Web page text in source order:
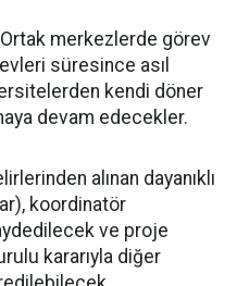
merkezlerde görev
süresince asıl
kendi döner
devam edecekler.
alınan dayanıklı
koordinatör
ve proje
kararıyla diğer